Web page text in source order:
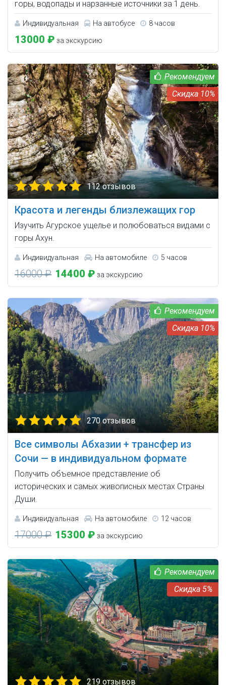
горы, водопады и нарзанные источники за 1 день.
Индивидуальная На автобусе 8 часов
13000 ₽ за экскурсию
10%
112 отзывов
Красота и легенды близлежащих гор
Изучить Агурское ущелье и полюбоваться видами с
горы Ахун.
Индивидуальная На автомобиле 5 часов
16000 ₽ 14400 ₽ за экскурсию
10%
270 отзывов
Все символы Абхазии + трансфер из
Сочи — в индивидуальном формате
Получить объемное представление об
исторических и самых живописных местах Страны
Души.
Индивидуальная На автомобиле 12 часов
17000 ₽ 15300 ₽ за экскурсию
5%
219 отзывов